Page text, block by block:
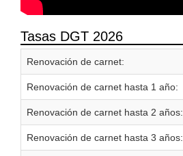
Tasas DGT 2026
Renovación de carnet:
Renovación de carnet hasta 1 año:
Renovación de carnet hasta 2 años:
Renovación de carnet hasta 3 años: